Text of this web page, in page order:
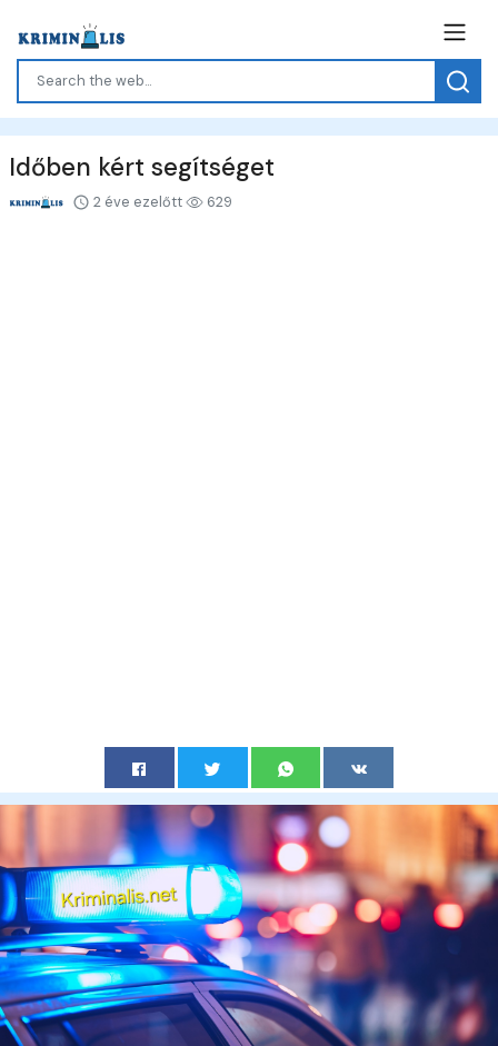
Időben kért segítséget
2 éve ezelőtt 629